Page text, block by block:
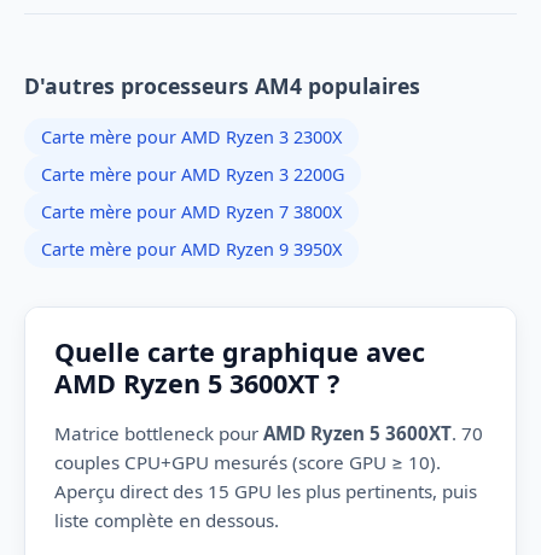
D'autres processeurs AM4 populaires
Carte mère pour AMD Ryzen 3 2300X
Carte mère pour AMD Ryzen 3 2200G
Carte mère pour AMD Ryzen 7 3800X
Carte mère pour AMD Ryzen 9 3950X
Quelle carte graphique avec
AMD Ryzen 5 3600XT ?
Matrice bottleneck pour AMD Ryzen 5 3600XT. 70
couples CPU+GPU mesurés (score GPU ≥ 10).
Aperçu direct des 15 GPU les plus pertinents, puis
liste complète en dessous.